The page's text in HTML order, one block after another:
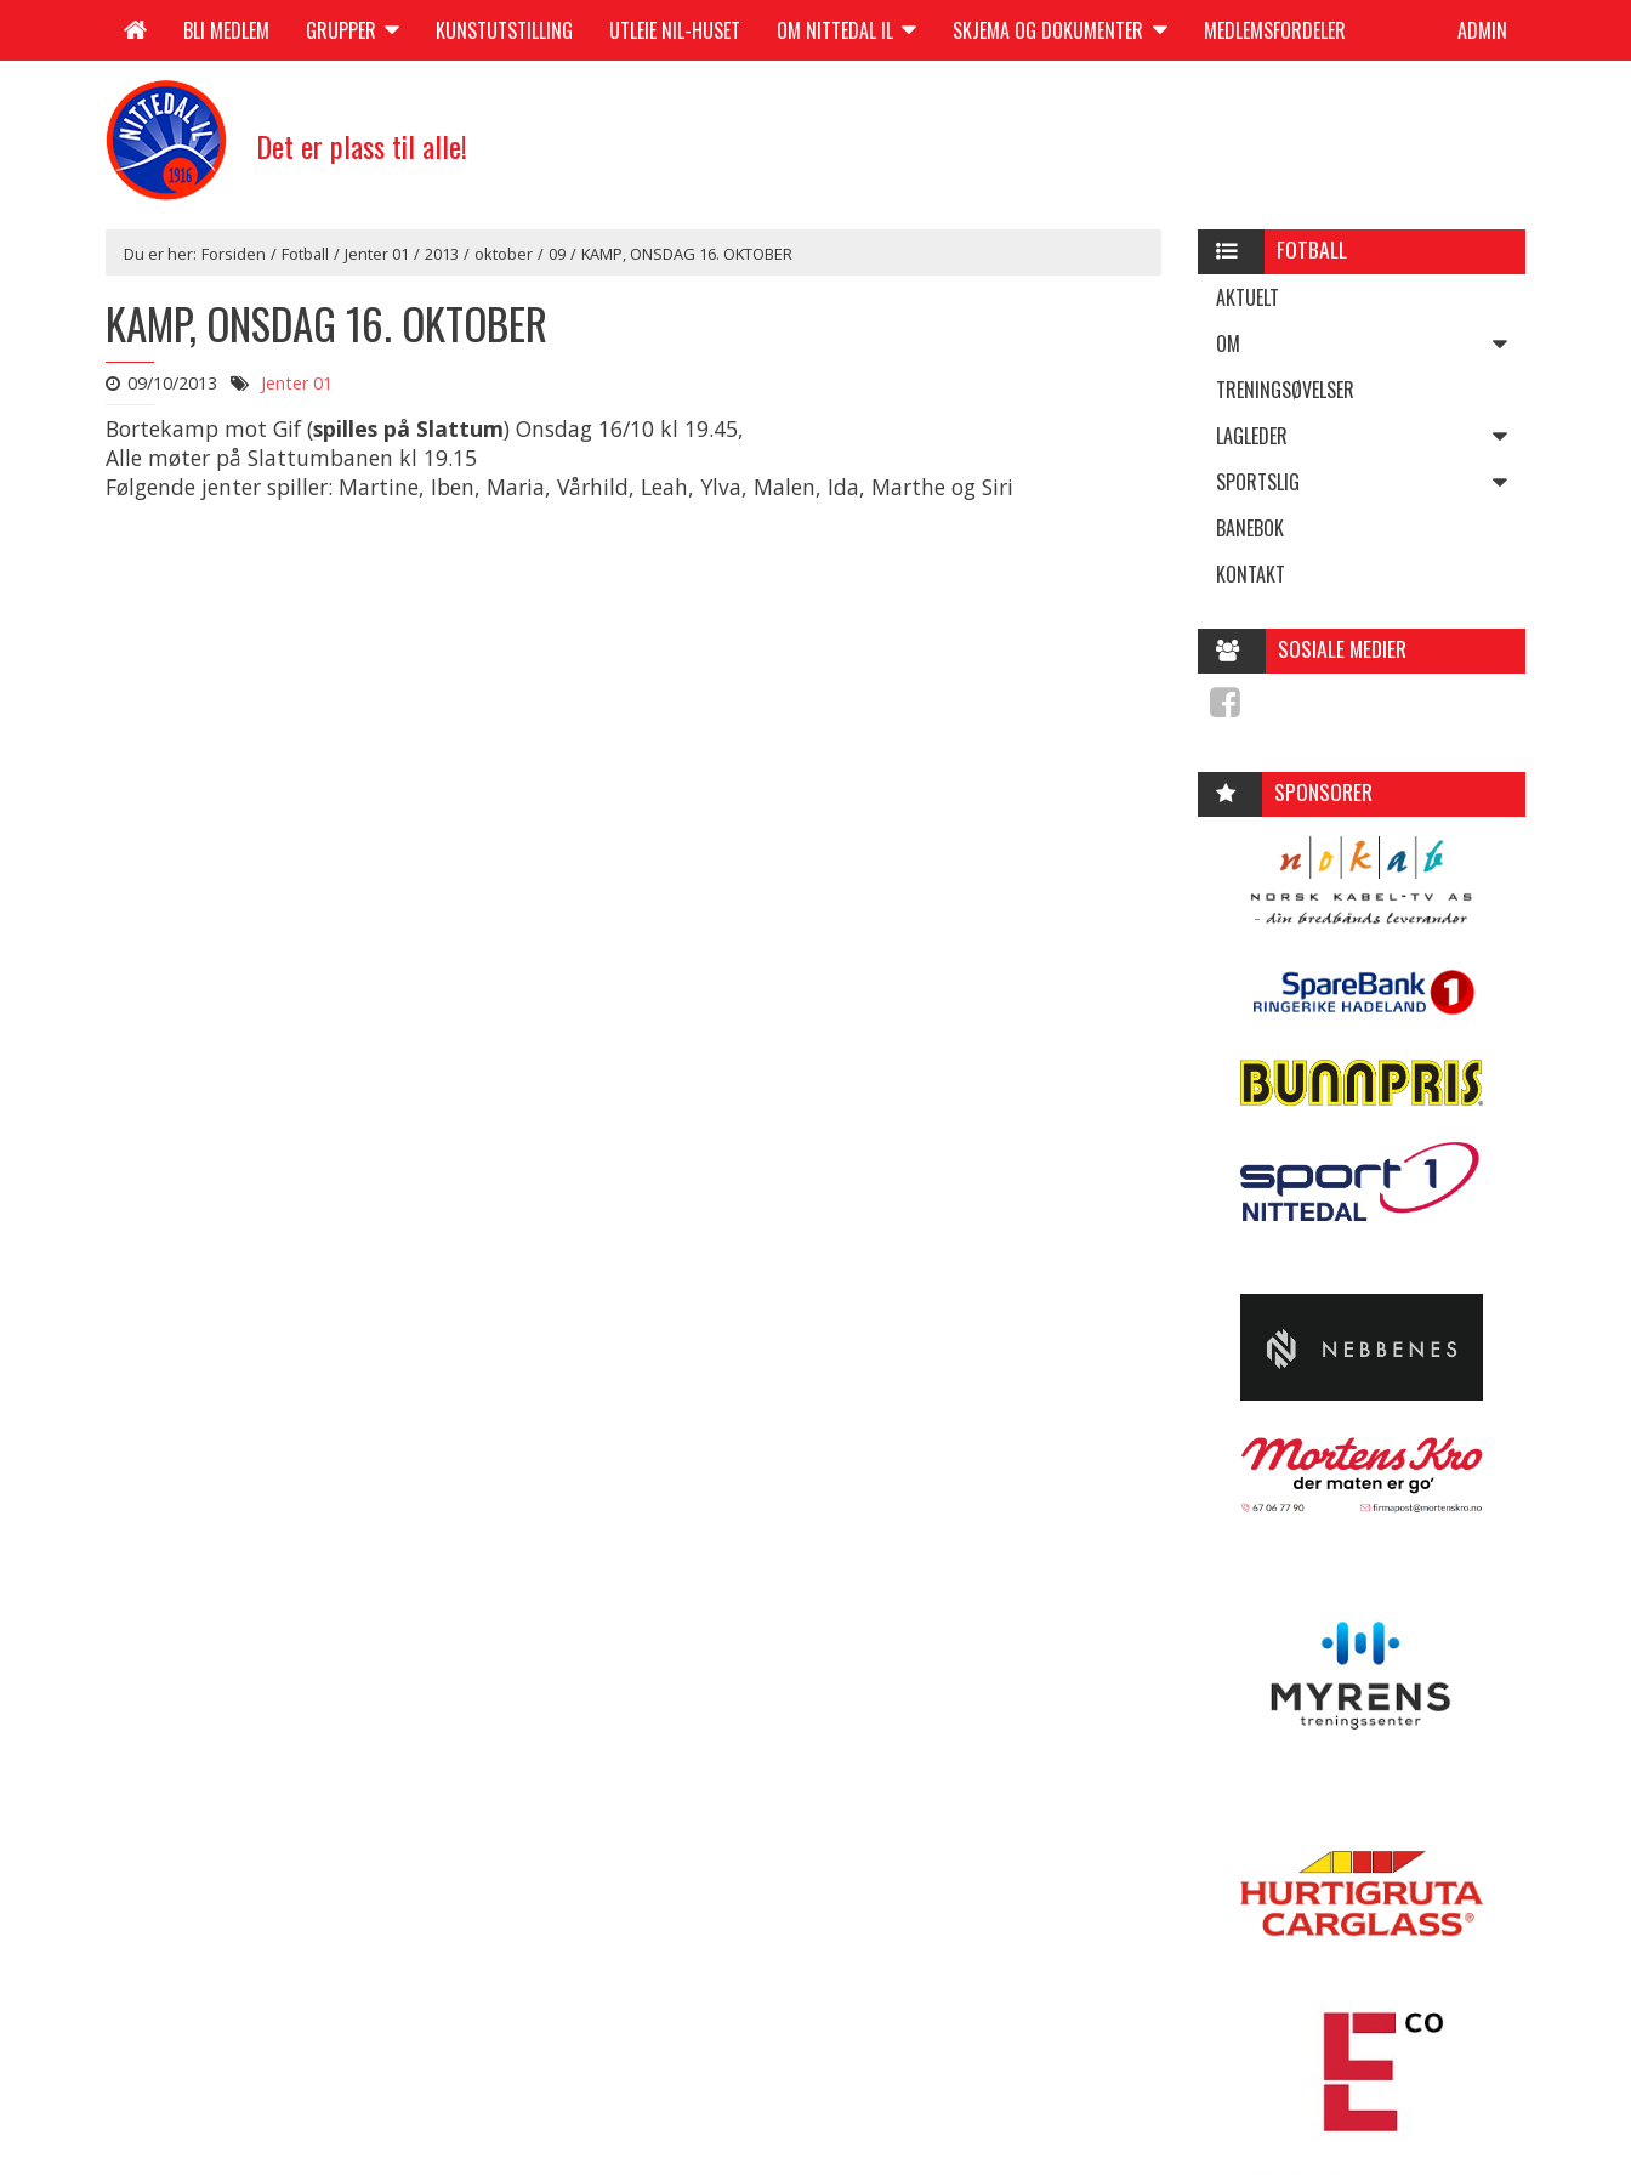
BLI MEDLEM GRUPPER KUNSTUTSTILLING UTLEIE NIL-HUSET OM NITTEDAL IL SKJEMA OG DOKUMENTER MEDLEMSFORDELER ADMIN
Det er plass til alle!
Du er her: Forsiden / Fotball / Jenter 01 / 2013 / oktober / 09 / KAMP, ONSDAG 16. OKTOBER
KAMP, ONSDAG 16. OKTOBER
09/10/2013 Jenter 01
Bortekamp mot Gif (spilles på Slattum) Onsdag 16/10 kl 19.45,
Alle møter på Slattumbanen kl 19.15
Følgende jenter spiller: Martine, Iben, Maria, Vårhild, Leah, Ylva, Malen, Ida, Marthe og Siri
FOTBALL
AKTUELT
OM
TRENINGSØVELSER
LAGLEDER
SPORTSLIG
BANEBOK
KONTAKT
SOSIALE MEDIER
SPONSORER